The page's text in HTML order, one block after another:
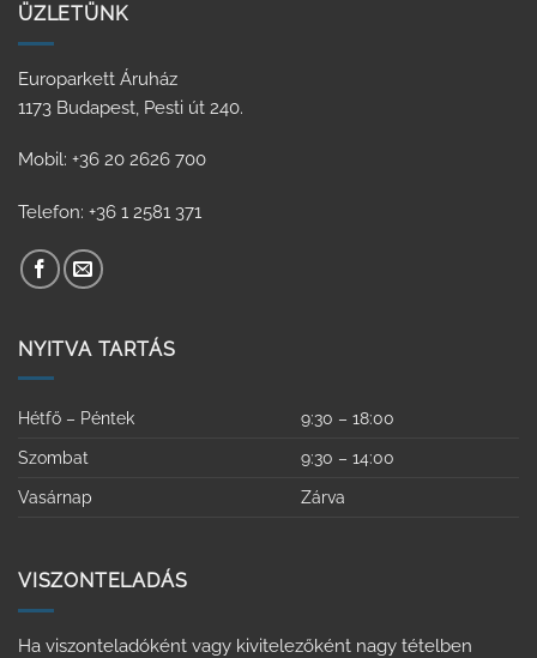
ÜZLETÜNK
Europarkett Áruház
1173 Budapest, Pesti út 240.
Mobil: +36 20 2626 700
Telefon: +36 1 2581 371
NYITVA TARTÁS
Hétfő – Péntek
9:30 – 18:00
Szombat
9:30 – 14:00
Vasárnap
Zárva
VISZONTELADÁS
Ha viszonteladóként vagy kivitelezőként nagy tételben